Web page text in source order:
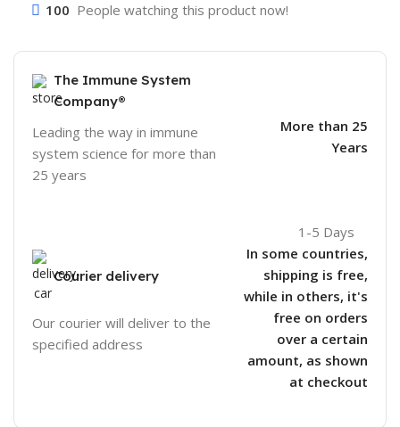
100 People watching this product now!
The Immune System
Company®
Leading the way in immune
system science for more than
25 years
More than 25
Years
Courier delivery
Our courier will deliver to the
specified address
1-5 Days
In some countries,
shipping is free,
while in others, it's
free on orders
over a certain
amount, as shown
at checkout